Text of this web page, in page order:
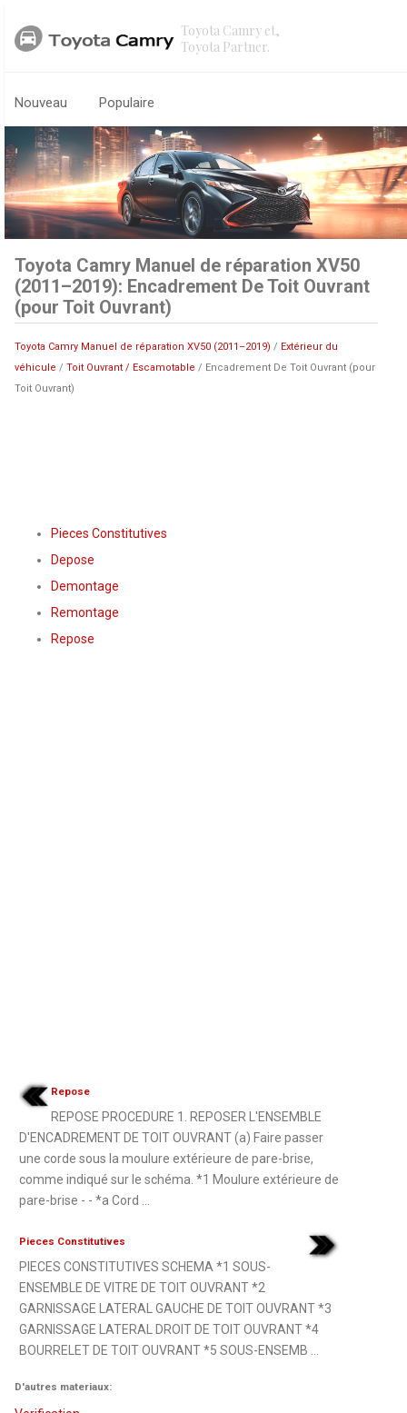
Toyota Camry et,
Toyota Partner.
Nouveau Populaire
Toyota Camry Manuel de réparation XV50
(2011–2019): Encadrement De Toit Ouvrant
(pour Toit Ouvrant)
Toyota Camry Manuel de réparation XV50 (2011–2019) / Extérieur du
véhicule /Toit Ouvrant / Escamotable / Encadrement De Toit Ouvrant (pour
Toit Ouvrant)
Pieces Constitutives
Depose
Demontage
Remontage
Repose
Repose
REPOSE PROCEDURE 1. REPOSER L'ENSEMBLE
D'ENCADREMENT DE TOIT OUVRANT (a) Faire passer
une corde sous la moulure extérieure de pare-brise,
comme indiqué sur le schéma. *1 Moulure extérieure de
pare-brise - - *a Cord ...
Pieces Constitutives
PIECES CONSTITUTIVES SCHEMA *1 SOUS-
ENSEMBLE DE VITRE DE TOIT OUVRANT *2
GARNISSAGE LATERAL GAUCHE DE TOIT OUVRANT *3
GARNISSAGE LATERAL DROIT DE TOIT OUVRANT *4
BOURRELET DE TOIT OUVRANT *5 SOUS-ENSEMB ...
D'autres materiaux: